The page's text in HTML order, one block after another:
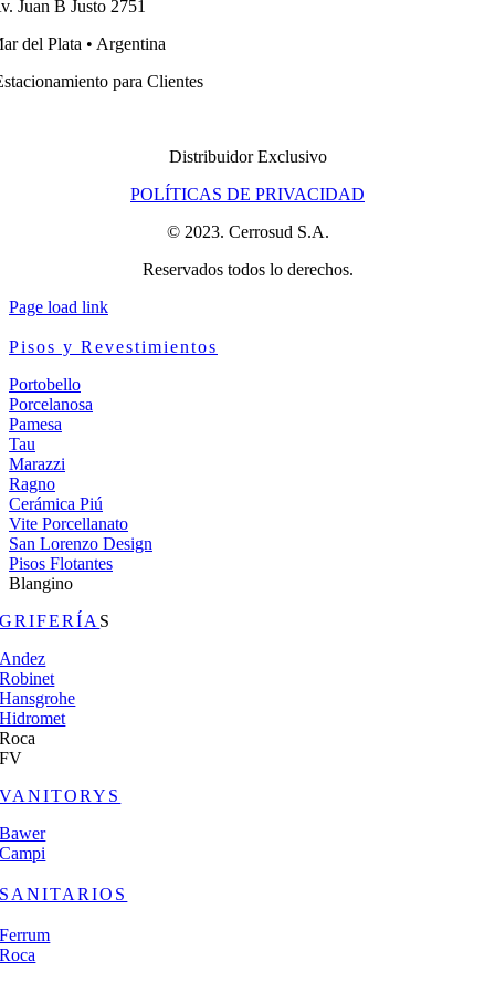
Juan B Justo 2751
del Plata • Argentina
para Clientes
Distribuidor Exclusivo
POLÍTICAS DE PRIVACIDAD
© 2023. Cerrosud S.A.
Reservados todos lo derechos.
Page load link
Pisos y Revestimientos
Portobello
Porcelanosa
Pamesa
Tau
Marazzi
Ragno
Cerámica Piú
Vite Porcellanato
San Lorenzo Design
Pisos Flotantes
Blangino
GRIFERÍA S
Andez
Robinet
Hansgrohe
Hidromet
Roca
FV
VANITORYS
Bawer
Campi
SANITARIOS
Ferrum
Roca